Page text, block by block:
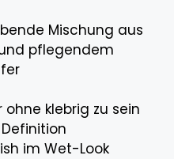
Mischung aus
pflegendem
klebrig zu sein
im Wet-Look